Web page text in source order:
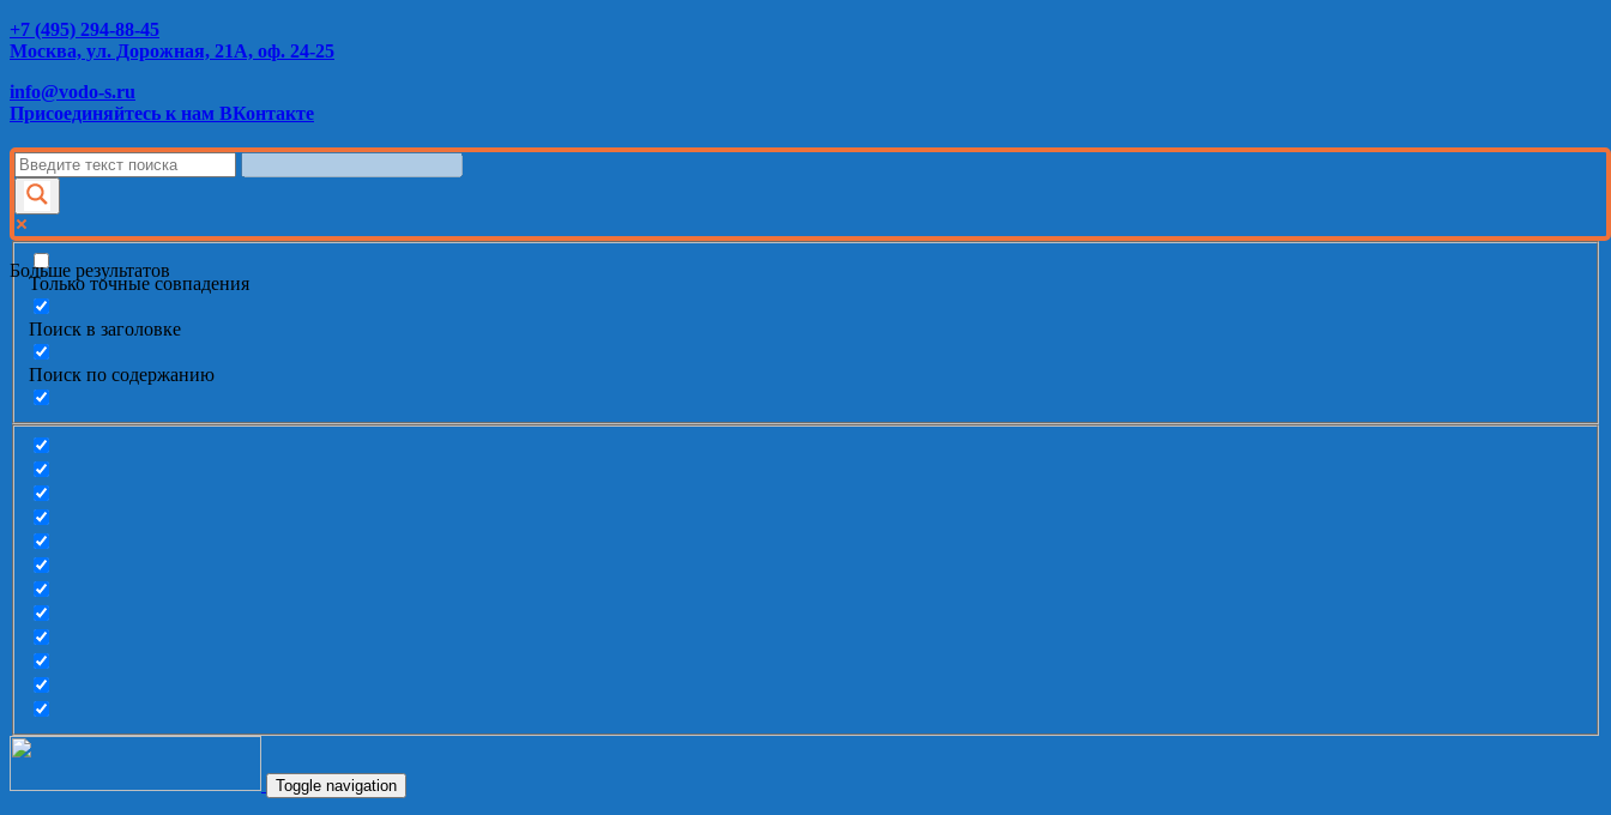
+7 (495) 294-88-45
Москва, ул. Дорожная, 21А, оф. 24-25
info@vodo-s.ru
Присоединяйтесь к нам ВКонтакте
Больше результатов
Только точные совпадения
Поиск в заголовке
Поиск по содержанию
Toggle navigation